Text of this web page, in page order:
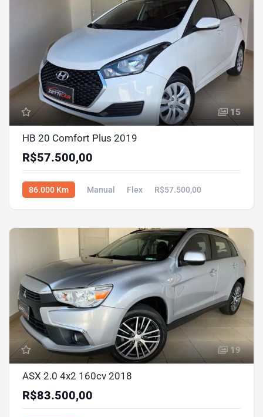
15
HB 20 Comfort Plus 2019
R$57.500,00
86.000 Km Manual Flex R$57.500,00
19
ASX 2.0 4x2 160cv 2018
R$83.500,00